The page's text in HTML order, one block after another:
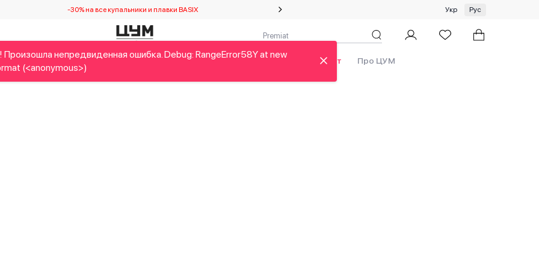
-30% на все купальники и плавки BASIX Специальное предложение на одежду и платки ЦУМ by GUNIA
Укр Рус
Home&Gifts Украинские дизайнеры Красота Бренды Аутлет Про ЦУМ
Произошла непредвиденная ошибка. Debug: RangeError58Y at new
(<anonymous>)